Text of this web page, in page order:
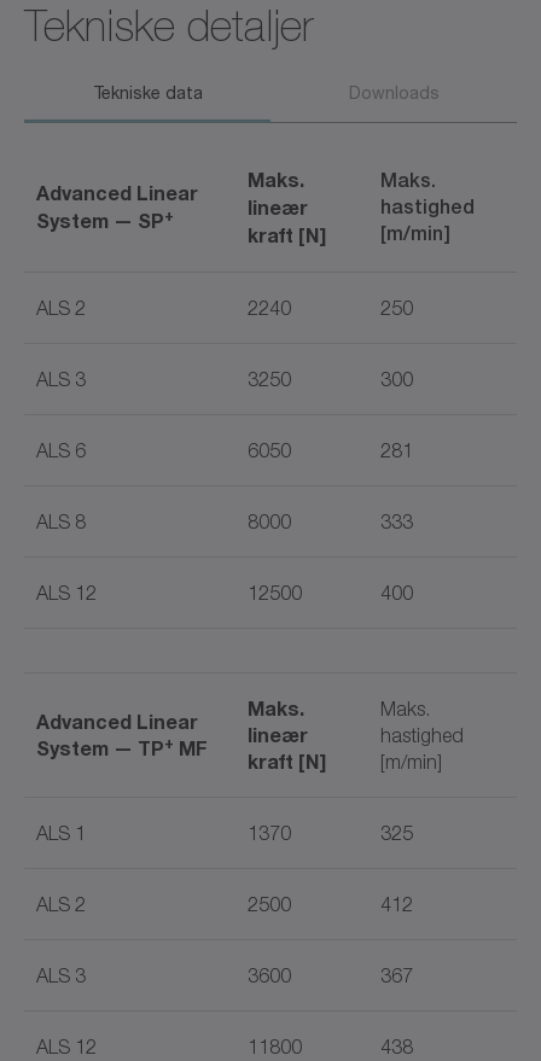
Tekniske detaljer
Tekniske data Downloads
Advanced Linear
System — SP+
Maks.
lineær
kraft [N]
Maks.
hastighed
[m/min]
ALS 2 2240 250
ALS 3 3250 300
ALS 6 6050 281
ALS 8 8000 333
ALS 12 12500 400
Advanced Linear
System — TP+ MF
Maks.
lineær
kraft [N]
Maks.
hastighed
[m/min]
ALS 1 1370 325
ALS 2 2500 412
ALS 3 3600 367
ALS 12 11800 438